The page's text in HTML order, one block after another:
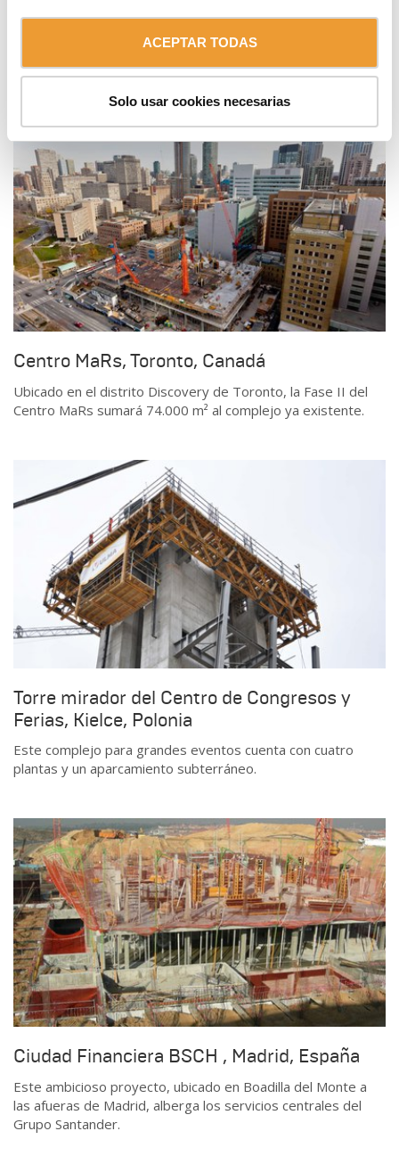
ACEPTAR TODAS
Solo usar cookies necesarias
Impulsado por la Confederación Nacional del Comercio de
con 4 torres de oficinas de más de 17 plantas.
Centro MaRs, Toronto, Canadá
Ubicado en el distrito Discovery de Toronto, la Fase II del
Centro MaRs sumará 74.000 m² al complejo ya existente.
Torre mirador del Centro de Congresos y
Ferias, Kielce, Polonia
Este complejo para grandes eventos cuenta con cuatro
plantas y un aparcamiento subterráneo.
Ciudad Financiera BSCH , Madrid, España
Este ambicioso proyecto, ubicado en Boadilla del Monte a
las afueras de Madrid, alberga los servicios centrales del
Grupo Santander.